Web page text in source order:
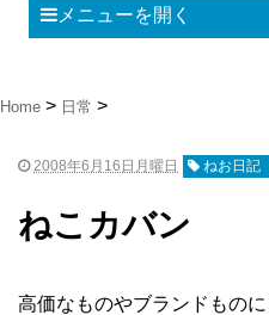
メニューを開く
Home 日常
2008年6月16日月曜日 ねお日記
ねこカバン
高価なものやブランドもの